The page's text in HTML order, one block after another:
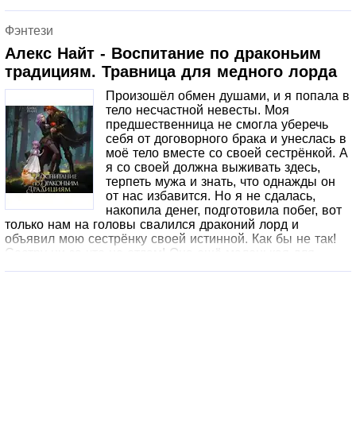
назад пути уже никогда не будет, а впереди ждёт немало
испытаний. И что мне не раз придётся доказывать своё
право на жизнь.Первая книга трилогии.*авторские
расы*городское фэнтези*опасные
приключения*сверхспособности*дружба и любовьОт
автора:Эта история была написана в 2012 году.
Выкладываю после тщательной редактуры.Косвенно
входит в Карильский цикл.
Фэнтези
Алекс Найт - Воспитание по драконьим
традициям. Травница для медного лорда
Произошёл обмен душами, и я попала в
тело несчастной невесты. Моя
предшественница не смогла уберечь
себя от договорного брака и унеслась в
моё тело вместе со своей сестрёнкой. А
я со своей должна выживать здесь,
терпеть мужа и знать, что однажды он
от нас избавится. Но я не сдалась,
накопила денег, подготовила побег, вот
только нам на головы свалился драконий лорд и
объявил мою сестрёнку своей истинной. Как бы не так!
Сестру ни за что не отдам! Она ещё маленькая для